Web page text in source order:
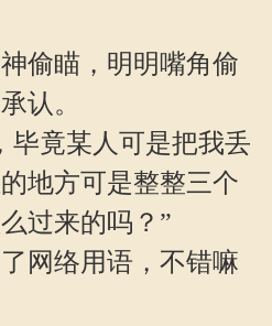
偷瞄，明明嘴角偷
认。
竟某人可是把我丢
地方可是整整三个
过来的吗？”
网络用语，不错嘛